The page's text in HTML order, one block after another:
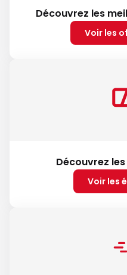
Découvrez les
Voir les
Découvrez
Voir les